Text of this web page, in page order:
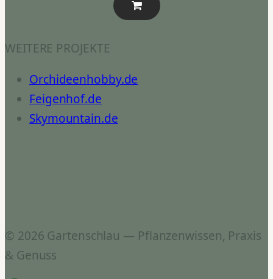
WEITERE PROJEKTE
Orchideenhobby.de
Feigenhof.de
Skymountain.de
© 2026 Gartenschlau — Pflanzenwissen, Praxis
& Genuss